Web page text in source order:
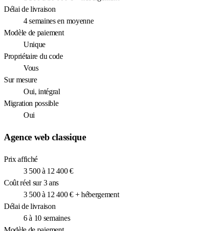
Délai de livraison
4 semaines en moyenne
Modèle de paiement
Unique
Propriétaire du code
Vous
Sur mesure
Oui, intégral
Migration possible
Oui
Agence web classique
Prix affiché
3 500 à 12 400 €
Coût réel sur 3 ans
3 500 à 12 400 € + hébergement
Délai de livraison
6 à 10 semaines